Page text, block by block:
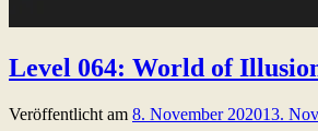
Level 064: World of
Veröffentlicht am 8. November 202013.